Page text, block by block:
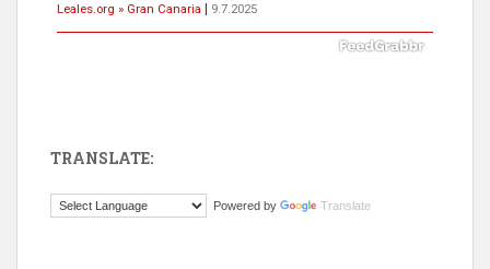
Leales.org » Gran Canaria
9.7.2025
El ayuntamiento se va a llevar a Los Gatos callejeros de la zona los
TRANSLATE:
Powered by Translate